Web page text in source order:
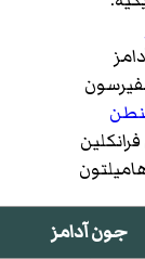
جون آدامز